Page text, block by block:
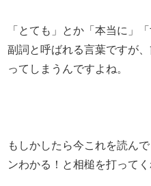
「とても」とか「本当に」
副詞と呼ばれる言葉ですが
ってしまうんですよね。
もしかしたら今これを読ん
ンわかる！と相槌を打って